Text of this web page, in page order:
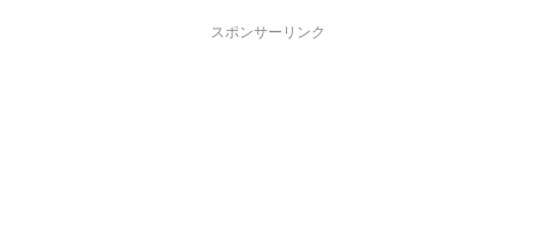
スポンサーリンク